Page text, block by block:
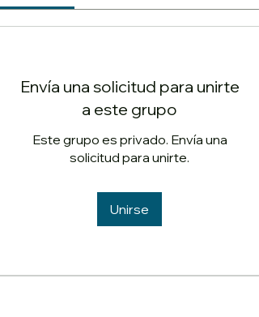
Envía una solicitud para unirte
a este grupo
Este grupo es privado. Envía una
solicitud para unirte.
Unirse